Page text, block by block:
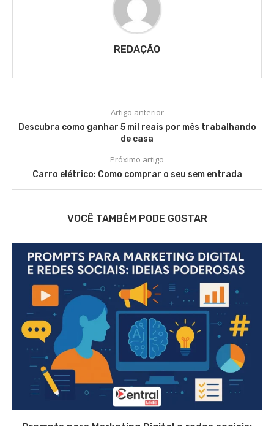
REDAÇÃO
Artigo anterior
Descubra como ganhar 5 mil reais por mês trabalhando
de casa
Próximo artigo
Carro elétrico: Como comprar o seu sem entrada
VOCÊ TAMBÉM PODE GOSTAR